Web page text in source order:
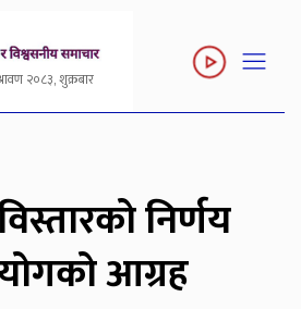
२०८३, शुक्रबार
निर्णय
आग्रह